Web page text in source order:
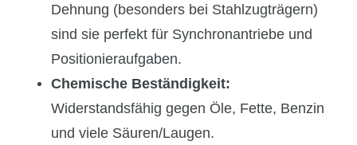
Dehnung (besonders bei Stahlzugträgern)
sind sie perfekt für Synchronantriebe und
Positionieraufgaben.
Chemische Beständigkeit:
Widerstandsfähig gegen Öle, Fette, Benzin
und viele Säuren/Laugen.